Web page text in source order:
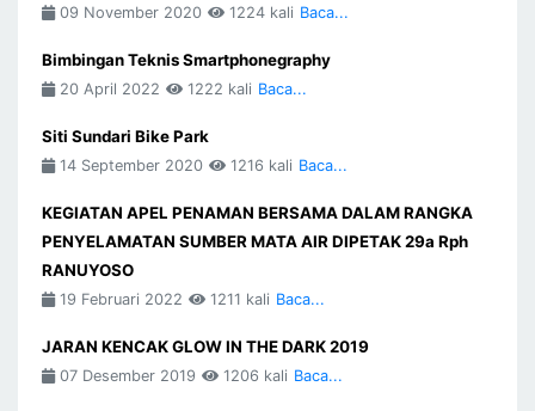
09 November 2020 1224 kali Baca...
Bimbingan Teknis Smartphonegraphy
20 April 2022 1222 kali Baca...
Siti Sundari Bike Park
14 September 2020 1216 kali Baca...
KEGIATAN APEL PENAMAN BERSAMA DALAM RANGKA
PENYELAMATAN SUMBER MATA AIR DIPETAK 29a Rph
RANUYOSO
19 Februari 2022 1211 kali Baca...
JARAN KENCAK GLOW IN THE DARK 2019
07 Desember 2019 1206 kali Baca...